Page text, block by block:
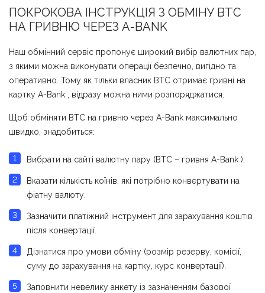
ПОКРОКОВА ІНСТРУКЦІЯ З ОБМІНУ BTC
НА ГРИВНЮ ЧЕРЕЗ A-BANK
Наш обмінний сервіс пропонує широкий вибір валютних пар,
з якими можна виконувати операції безпечно, вигідно та
оперативно. Тому як тільки власник BTC отримає гривні на
картку A-Bank , відразу можна ними розпоряджатися.
Щоб обміняти BTC на гривню через A-Bank максимально
швидко, знадобиться:
Вибрати на сайті валютну пару (BTC – гривня A-Bank );
Вказати кількість коїнів, які потрібно конвертувати на
фіатну валюту.
Зазначити платіжний інструмент для зарахування коштів
після конвертації.
Дізнатися про умови обміну (розмір резерву, комісії,
суму до зарахування на картку, курс конвертації).
Заповнити невелику анкету із зазначенням базової